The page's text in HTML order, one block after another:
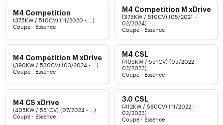
M4 Competition
(375KW / 510CV) (11/2020 - ...)
Coupé - Essence
M4 Competition M xDrive
(375KW / 510CV) (05/2021 -
02/2024)
Coupé - Essence
M4 Competition M xDrive
(390KW / 530CV) (03/2024 - ...)
Coupé - Essence
M4 CSL
(405KW / 551CV) (05/2022 -
02/2023)
Coupé - Essence
M4 CS xDrive
(405KW / 551CV) (07/2024 - ...)
Coupé - Essence
3.0 CSL
(412KW / 560CV) (11/2022 -
02/2023)
Coupé - Essence